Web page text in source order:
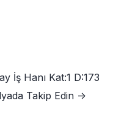
İş Hanı Kat:1 D:173
Takip Edin ->